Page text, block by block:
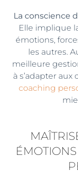
La conscience
Elle implique
émotions,
les autres.
meilleure
à s’adapter
coaching